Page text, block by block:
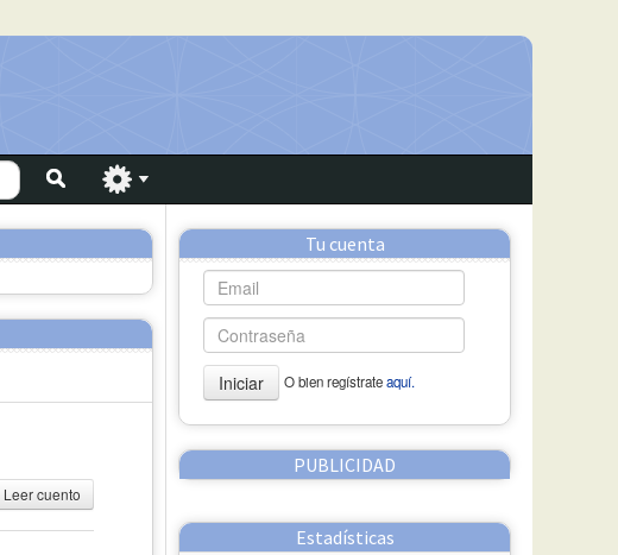
Leer cuento
Tu cuenta
Iniciar O bien regístrateaquí.
PUBLICIDAD
Estadísticas